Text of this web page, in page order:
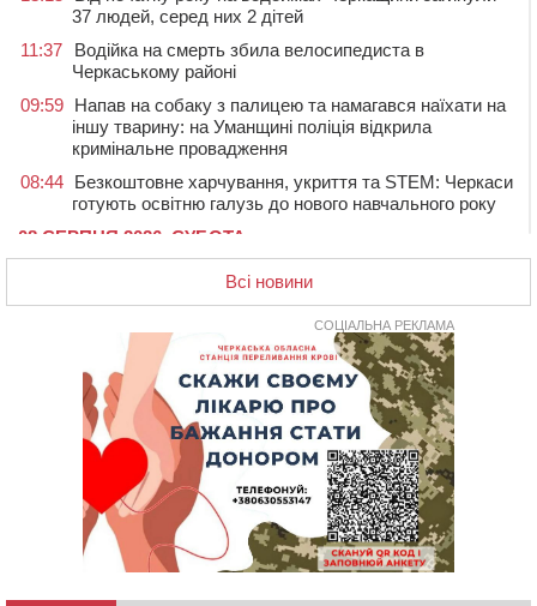
37 людей, серед них 2 дітей
11:37
Водійка на смерть збила велосипедиста в
Черкаському районі
09:59 Напав на собаку з палицею та намагався наїхати на
іншу тварину: на Уманщині поліція відкрила
кримінальне провадження
08:44 Безкоштовне харчування, укриття та STEM: Черкаси
готують освітню галузь до нового навчального року
08 СЕРПНЯ 2026, СУБОТА
Черкаські вершники здобули нагороди української
На Уманщині експосадовицю відділу освіти
судитимуть через завдані бюджету збитки
У Єрках прощатимуться з полеглим на Курщині
стрільцем ДШВ
Апеляційний суд підтвердив стягнення майже 250
тис. грн шкоди за незаконний вилов риби
У Черкасах за ніч виявили 15 порушників
комендантської години та 10 нетверезих водіїв
На Золотоніщині водійка збила пішохода, який
Всі новини
СОЦІАЛЬНА РЕКЛАМА